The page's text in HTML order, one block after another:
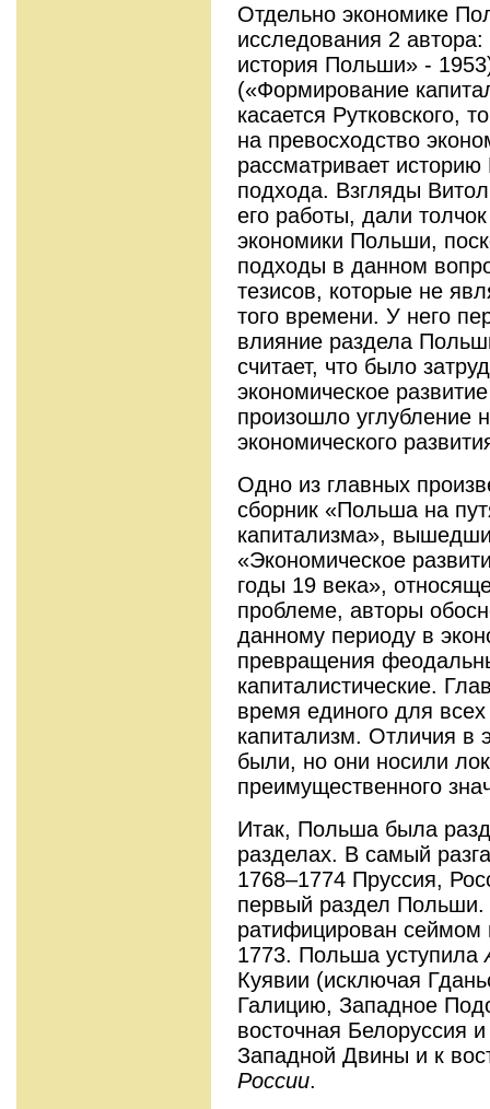
Отдельно экономике
исследования 2
история Польши» -
(«Формирование
касается Рутковского,
на превосходство
рассматривает историю
подхода. Взгляды
его работы, дали
экономики Польши,
подходы в данном
тезисов, которые не
того времени. У него
влияние раздела
считает, что было
экономическое
произошло углубление
экономического
Одно из главных
сборник «Польша на
капитализма»,
«Экономическое
годы 19 века»,
проблеме, авторы
данному периоду в
превращения
капиталистические.
время единого для
капитализм. Отличия в
были, но они носили
преимущественного
Итак, Польша была
разделах. В самый
1768–1774 Пруссия,
первый раздел
ратифицирован сеймом
1773. Польша уступила
Куявии (исключая
Галицию, Западное
восточная Белоруссия
Западной Двины и к
России.